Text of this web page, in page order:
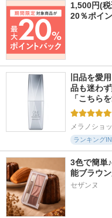
1,500円(
20％ポイ
旧品を愛
品も迷わ
「こちら
メラノショ
ランキングIN
3色で簡単
能ブラウ
セザンヌ